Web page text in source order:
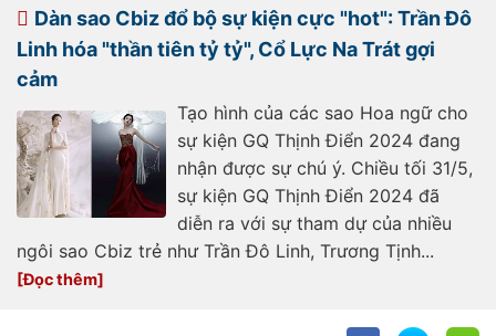
hoi-weibo-2025-nhan-sac-phong-
than-viral-khap-mxh-a498690.html
Dàn sao Cbiz đổ bộ sự kiện cực "hot": Trần Đô
Linh hóa "thần tiên tỷ tỷ", Cổ Lực Na Trát gợi
cảm
Tạo hình của các sao Hoa ngữ cho
sự kiện GQ Thịnh Điển 2024 đang
nhận được sự chú ý. Chiều tối 31/5,
sự kiện GQ Thịnh Điển 2024 đã
diễn ra với sự tham dự của nhiều
ngôi sao Cbiz trẻ như Trần Đô Linh, Trương Tịnh...